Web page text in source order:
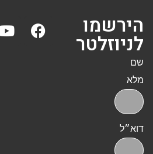
הירשמו
לניוזלטר
שם
מלא
דוא״ל